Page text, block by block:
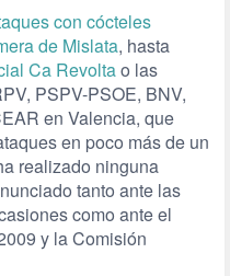
con cócteles
de Mislata, hasta
Ca Revoltao las
PSPV-PSOE, BNV,
en Valencia, que
en poco más de un
realizado ninguna
tanto ante las
como ante el
y la Comisión